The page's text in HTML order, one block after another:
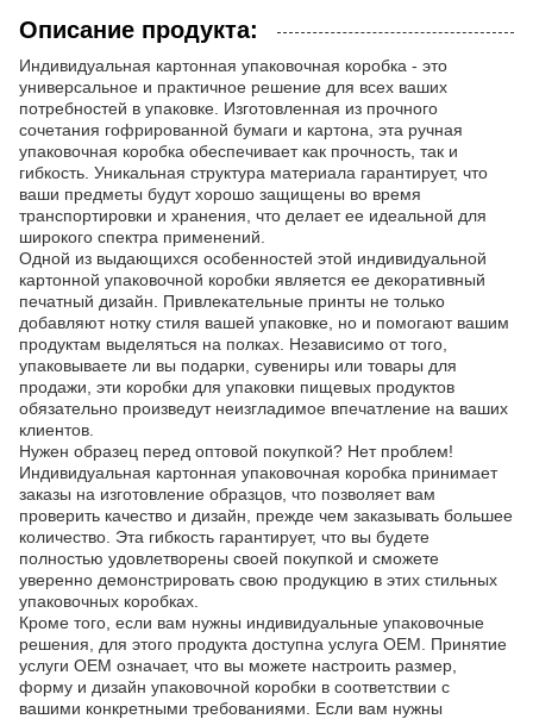
Описание продукта:
Индивидуальная картонная упаковочная коробка - это
универсальное и практичное решение для всех ваших
потребностей в упаковке. Изготовленная из прочного
сочетания гофрированной бумаги и картона, эта ручная
упаковочная коробка обеспечивает как прочность, так и
гибкость. Уникальная структура материала гарантирует, что
ваши предметы будут хорошо защищены во время
транспортировки и хранения, что делает ее идеальной для
широкого спектра применений.
Одной из выдающихся особенностей этой индивидуальной
картонной упаковочной коробки является ее декоративный
печатный дизайн. Привлекательные принты не только
добавляют нотку стиля вашей упаковке, но и помогают вашим
продуктам выделяться на полках. Независимо от того,
упаковываете ли вы подарки, сувениры или товары для
продажи, эти коробки для упаковки пищевых продуктов
обязательно произведут неизгладимое впечатление на ваших
клиентов.
Нужен образец перед оптовой покупкой? Нет проблем!
Индивидуальная картонная упаковочная коробка принимает
заказы на изготовление образцов, что позволяет вам
проверить качество и дизайн, прежде чем заказывать большее
количество. Эта гибкость гарантирует, что вы будете
полностью удовлетворены своей покупкой и сможете
уверенно демонстрировать свою продукцию в этих стильных
упаковочных коробках.
Кроме того, если вам нужны индивидуальные упаковочные
решения, для этого продукта доступна услуга OEM. Принятие
услуги OEM означает, что вы можете настроить размер,
форму и дизайн упаковочной коробки в соответствии с
вашими конкретными требованиями. Если вам нужны